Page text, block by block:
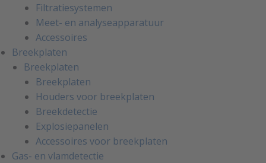
Filtratiesystemen
Meet- en analyseapparatuur
Accessoires
Breekplaten
Breekplaten
Breekplaten
Houders voor breekplaten
Breekdetectie
Explosiepanelen
Accessoires voor breekplaten
Gas- en vlamdetectie